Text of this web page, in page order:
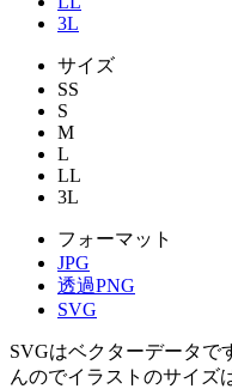
3L
サイズ
SS
S
M
L
LL
3L
フォーマット
JPG
透過PNG
SVG
SVGはベクターデータで
んのでイラストのサイズ